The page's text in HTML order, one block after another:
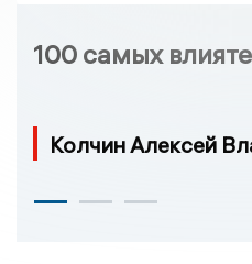
100 самых
Колчин Алексей